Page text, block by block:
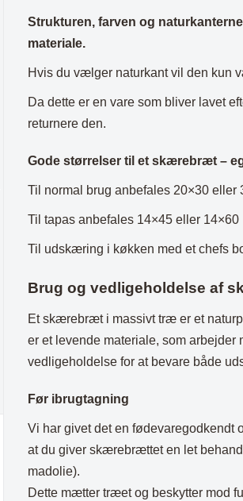
Strukturen, farven og
materiale.
Hvis du vælger naturkant vil den kun
Da dette er en vare som bliver lavet
returnere den.
Gode størrelser til et skærebræt –
Til normal brug anbefales 20×30
Til tapas anbefales 14×45 eller 14×60
Til udskæring i køkken med et chefs
Brug og vedligeholdelse af
Et skærebræt i massivt træ er et
er et levende materiale, som
vedligeholdelse for at bevare både
Før ibrugtagning
Vi har givet det en fødevaregodkendt
at du giver skærebrættet en let
madolie).
Dette mætter træet og beskytter mod